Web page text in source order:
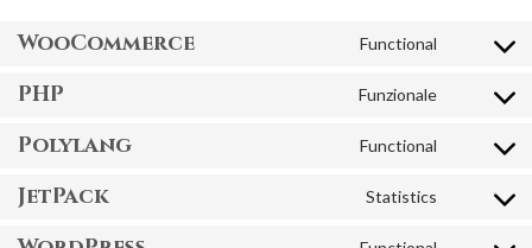
WooCommerce Functional
Consent
service
PHP Funzionale
Consent
service
Polylang Functional
Consent
service
JetPack Statistics
Consent